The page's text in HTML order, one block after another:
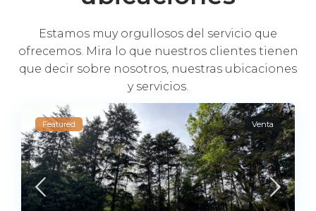
Estamos muy orgullosos del servicio que
ofrecemos. Mira lo que nuestros clientes tienen
que decir sobre nosotros, nuestras ubicaciones
y servicios.
Featured Venta